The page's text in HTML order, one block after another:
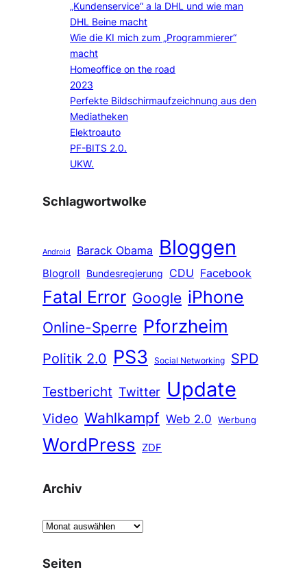
„Kundenservice“ a la DHL und wie man
DHL Beine macht
Wie die KI mich zum „Programmierer“
macht
Homeoffice on the road
2023
Perfekte Bildschirmaufzeichnung aus den
Mediatheken
Elektroauto
PF-BITS 2.0.
UKW.
Schlagwortwolke
Android Barack Obama Bloggen
Blogroll Bundesregierung CDU Facebook
Fatal Error Google iPhone
Online-Sperre Pforzheim
Politik 2.0 PS3 Social Networking
SPD
Testbericht Twitter Update
Video Wahlkampf Web 2.0 Werbung
WordPress ZDF
Archiv
A
c
Seiten